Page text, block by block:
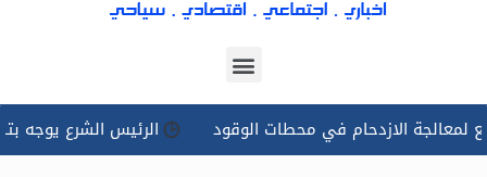
الازدحام في محطات الوقود الرئيس الشرع يوجه بتسخير